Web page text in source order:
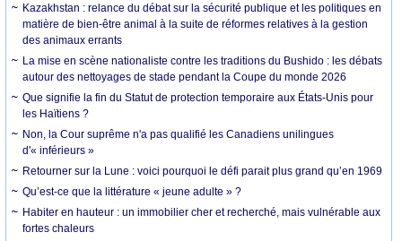
Kazakhstan : relance du débat sur la sécurité publique et les politiques en
matière de bien-être animal à la suite de réformes relatives à la gestion
des animaux errants
La mise en scène nationaliste contre les traditions du Bushido : les débats
autour des nettoyages de stade pendant la Coupe du monde 2026
Que signifie la fin du Statut de protection temporaire aux États-Unis pour
les Haïtiens ?
Non, la Cour suprême n'a pas qualifié les Canadiens unilingues
d'« inférieurs »
Retourner sur la Lune : voici pourquoi le défi parait plus grand qu’en 1969
Qu’est-ce que la littérature « jeune adulte » ?
Habiter en hauteur : un immobilier cher et recherché, mais vulnérable aux
fortes chaleurs